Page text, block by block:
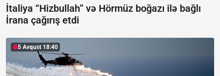
İtaliya “Hizbullah” və Hörmüz boğazı ilə bağlı
İrana çağırış etdi
5 Avqust 18:40